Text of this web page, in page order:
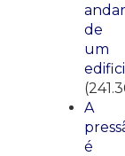
andar
de
um
A
é